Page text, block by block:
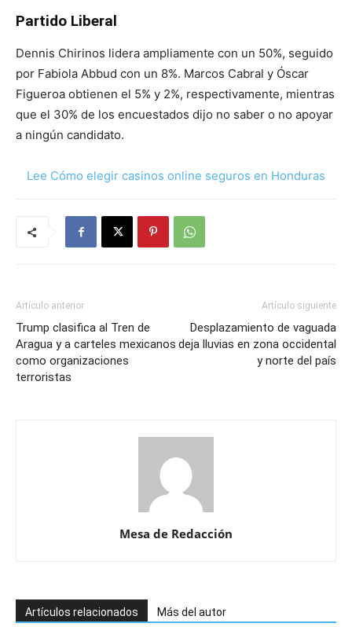
Partido Liberal
Dennis Chirinos lidera ampliamente con un 50%, seguido
por Fabiola Abbud con un 8%. Marcos Cabral y Óscar
Figueroa obtienen el 5% y 2%, respectivamente, mientras
que el 30% de los encuestados dijo no saber o no apoyar
a ningún candidato.
Lee Cómo elegir casinos online seguros en Honduras
Artículo anterior
Trump clasifica al Tren de
Aragua y a carteles mexicanos
como organizaciones
terroristas
Artículo siguiente
Desplazamiento de vaguada
deja lluvias en zona occidental
y norte del país
Mesa de Redacción
Artículos relacionados Más del autor